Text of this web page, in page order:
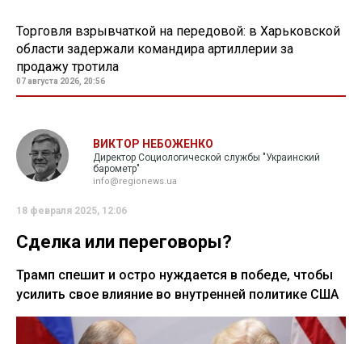
Торговля взрывчаткой на передовой: в Харьковской
области задержали командира артиллерии за
продажу тротила
07 августа 2026, 20:56
ВИКТОР НЕБОЖЕНКО
Директор Социологической службы "Украинский
барометр"
info@regionews.ua
18 февраля 2025, 12:06
Сделка или переговоры?
Трамп спешит и остро нуждается в победе, чтобы
усилить свое влияние во внутренней политике США